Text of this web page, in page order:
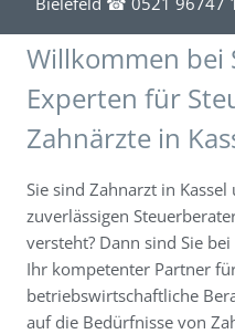
Willkommen bei
Experten für
Zahnärzte in
Sie sind Zahnarzt in
zuverlässigen
versteht? Dann sind Sie
Ihr kompetenter Partner
betriebswirtschaftliche
auf die Bedürfnisse von
Akademische Heilberufe
Steuerberatung für
Steuerberatung für Friseure
Steuerberatung für
Steuerservice
Kalender